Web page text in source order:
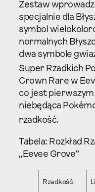
Zestaw
specjalnie dla
symbol
normalnych
dwa symbole
Super Rzadkich
Crown Rare w
co jest
niebędąca
rzadkość.
Tabela: Rozkład
„Eevee Grove”
Rzadkość